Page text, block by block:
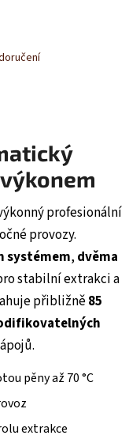
profesionální
provozy.
systémem, dvěma
stabilní extrakci a
přibližně85
pěny až 70 °C
extrakce